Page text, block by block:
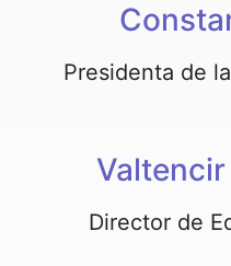
Presidenta de
Director de